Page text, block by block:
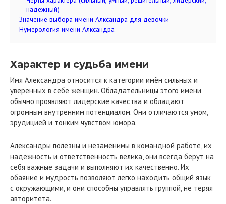
надежный)
Значение выбора имени Алксандра для девочки
Нумерология имени Алксандра
Характер и судьба имени
Имя Александра относится к категории имён сильных и
уверенных в себе женщин. Обладательницы этого имени
обычно проявляют лидерские качества и обладают
огромным внутренним потенциалом. Они отличаются умом,
эрудицией и тонким чувством юмора.
Александры полезны и незаменимы в командной работе, их
надежность и ответственность велика, они всегда берут на
себя важные задачи и выполняют их качественно. Их
обаяние и мудрость позволяют легко находить общий язык
с окружающими, и они способны управлять группой, не теряя
авторитета.